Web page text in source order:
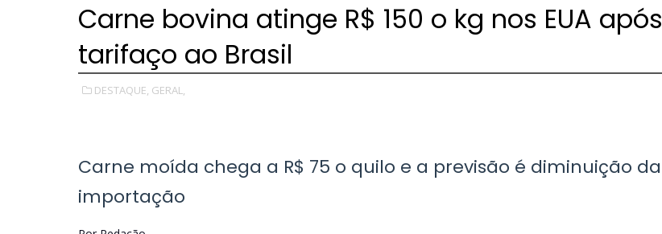
Carne bovina atinge R$ 150 o kg nos EUA após
tarifaço ao Brasil
DESTAQUE, GERAL,
Carne moída chega a R$ 75 o quilo e a previsão é diminuição da
importação